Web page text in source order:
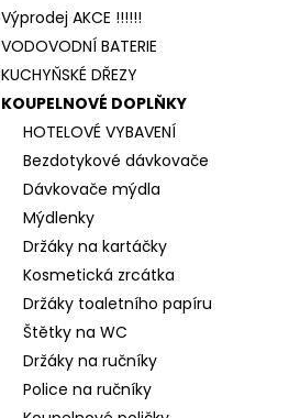
Výprodej AKCE !!!!!!
VODOVODNÍ BATERIE
KUCHYŇSKÉ DŘEZY
KOUPELNOVÉ DOPLŇKY
HOTELOVÉ VYBAVENÍ
Bezdotykové dávkovače
Dávkovače mýdla
Mýdlenky
Držáky na kartáčky
Kosmetická zrcátka
Držáky toaletního papíru
Štětky na WC
Držáky na ručníky
Police na ručníky